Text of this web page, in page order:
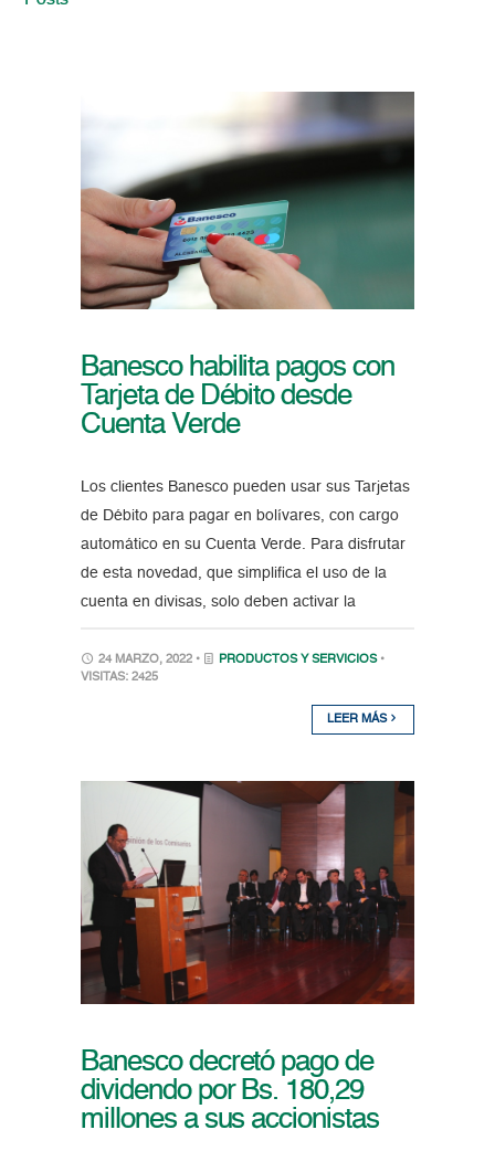
Banesco habilita pagos con
Tarjeta de Débito desde
Cuenta Verde
Los clientes Banesco pueden usar sus Tarjetas
de Débito para pagar en bolívares, con cargo
automático en su Cuenta Verde. Para disfrutar
de esta novedad, que simplifica el uso de la
cuenta en divisas, solo deben activar la
24 MARZO, 2022 • PRODUCTOS Y SERVICIOS •
VISITAS: 2425
LEER MÁS
Banesco decretó pago de
dividendo por Bs. 180,29
millones a sus accionistas